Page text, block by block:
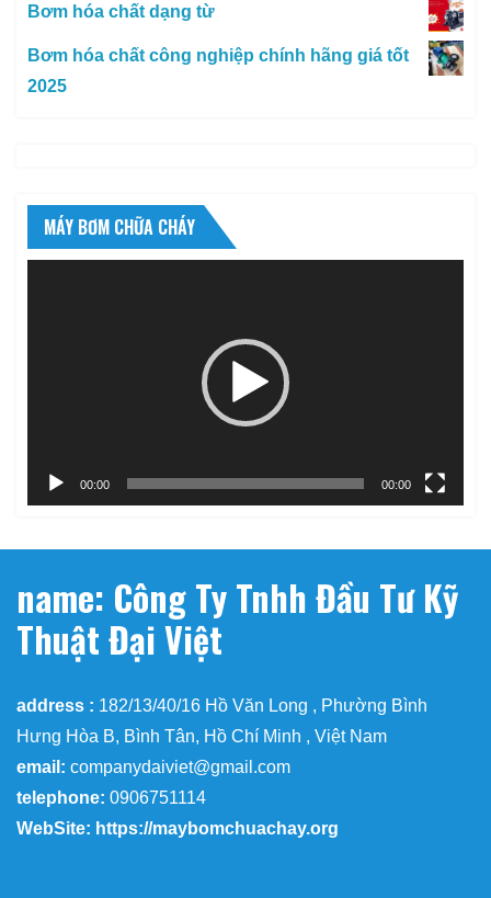
Bơm hóa chất dạng từ
Bơm hóa chất công nghiệp chính hãng giá tốt
2025
MÁY BƠM CHỮA CHÁY
00:00 00:00
name: Công Ty Tnhh Đầu Tư Kỹ
Thuật Đại Việt
address : 182/13/40/16 Hồ Văn Long , Phường Bình
Hưng Hòa B, Bình Tân, Hồ Chí Minh , Việt Nam
email: companydaiviet@gmail.com
telephone: 0906751114
WebSite: https://maybomchuachay.org